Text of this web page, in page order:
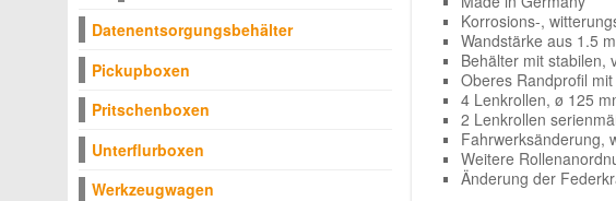
Korrosions-,
Wandstärke aus 1.5
Behälter mit stabilen,
Oberes Randprofil
4 Lenkrollen, ø 125
2 Lenkrollen
Fahrwerksänderung,
Weitere
Änderung der
Datenentsorgungsbehälter
Pickupboxen
Pritschenboxen
Unterflurboxen
Werkzeugwagen